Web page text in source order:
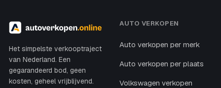
Het simpelste verkooptraject
van Nederland. Een
gegarandeerd bod, geen
kosten, geheel vrijblijvend.
AUTO VERKOPEN
Auto verkopen per merk
Auto verkopen per plaats
Volkswagen verkopen